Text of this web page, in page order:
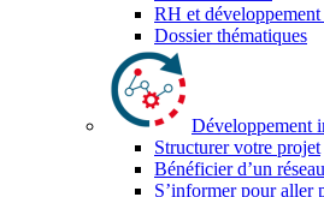
RH et développement
Dossier thématiques
Développement
Structurer votre projet
Bénéficier d’un
S’informer pour aller